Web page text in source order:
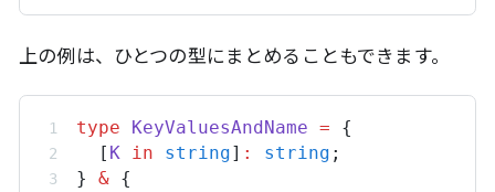
上の例は、ひとつの型にまとめることもできます。
type KeyValuesAndName = {
  [
K in string] : string ;
} & {